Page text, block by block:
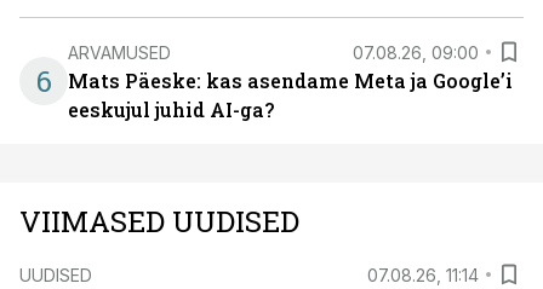
6
ARVAMUSED 07.08.26, 09:00
Mats Päeske: kas asendame Meta ja Google’i
eeskujul juhid AI-ga?
VIIMASED UUDISED
UUDISED 07.08.26, 11:14